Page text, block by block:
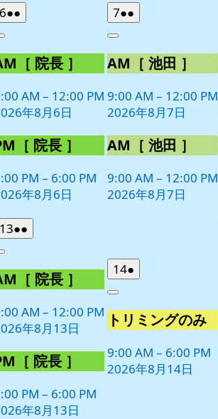
62026
年
月
6
日
●●
件
イ
ン
ト)
［ 院長 ］
AM – 12:00 PM
年8月6日
［ 院長 ］
PM – 6:00 PM
年8月6日
72026
年
月
7
日
●●
件
イ
ン
ト)
Close
AM［ 池田 ］
9:00 AM – 12:00 PM
2026年8月7日
AM［ 池田 ］
9:00 AM – 12:00 PM
2026年8月7日
132026
年
月
13
日
●●
件
イ
ン
ト)
［ 院長 ］
AM – 12:00 PM
年8月13日
［ 院長 ］
PM – 6:00 PM
年8月13日
142026
年
月
14
日
●
件
イ
ン
ト)
Close
トリミングのみ
9:00 AM – 6:00 PM
2026年8月14日